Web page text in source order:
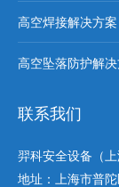
高空焊接解决方案
高空坠落防护解
联系我们
羿科安全设备（
地址：上海市普